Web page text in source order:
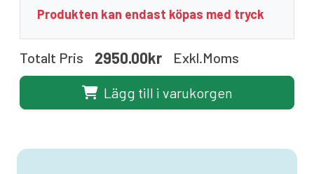
Produkten kan endast köpas med tryck
Totalt Pris 2950.00kr Exkl.moms
Lägg till i varukorgen